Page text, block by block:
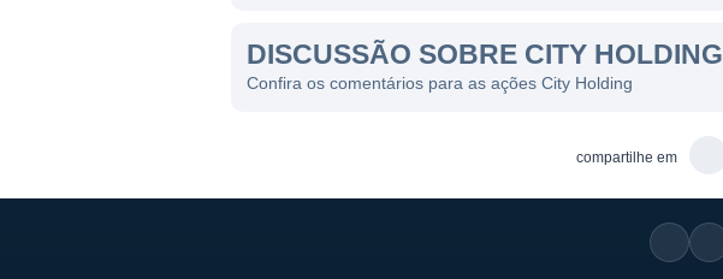
A estrutura de controle da City Holding
institucionais. A empresa é listada na bolsa de
específicos sobre a composição acionária
DISCUSSÃO SOBRE CITY HOLDING
Confira os comentários para as ações City Holding
compartilhe em